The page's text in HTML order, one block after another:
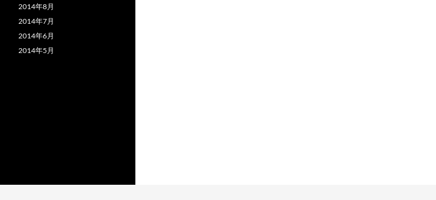
2014年8月
2014年7月
2014年6月
2014年5月